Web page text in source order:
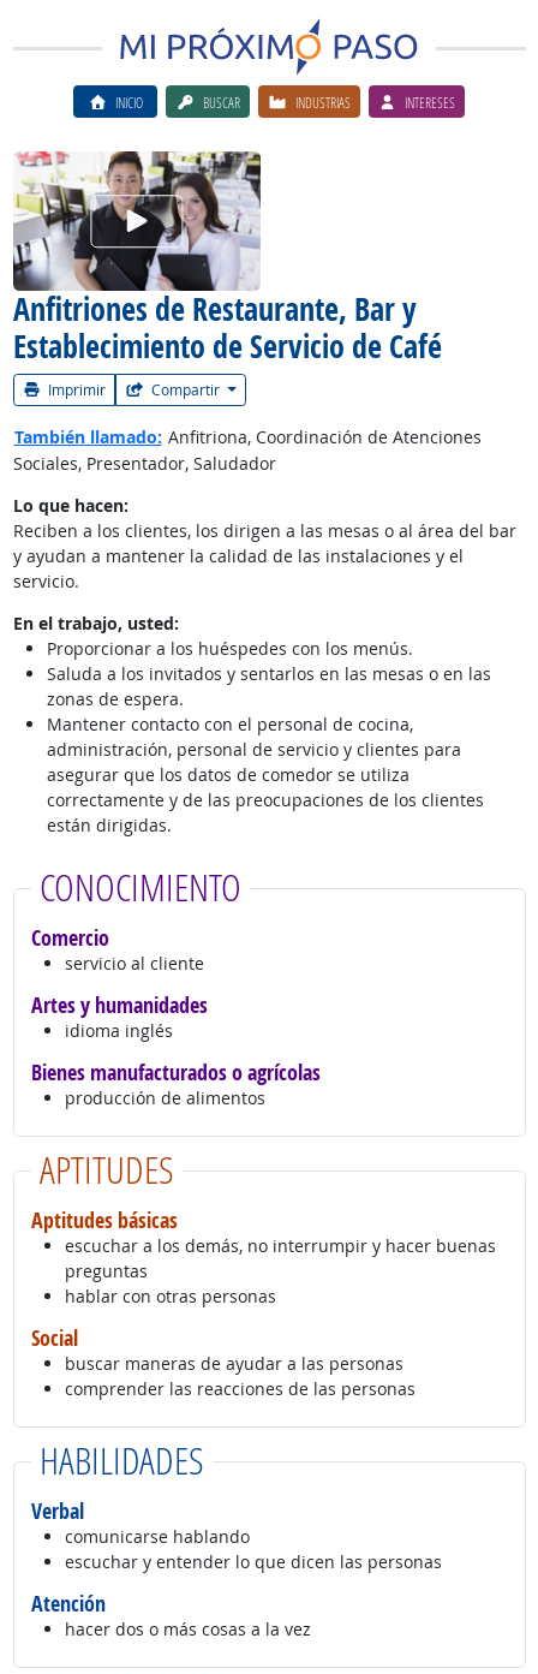
INICIO BUSCAR INDUSTRIAS INTERESES
Anfitriones de Restaurante, Bar y
Establecimiento de Servicio de Café
Imprimir Compartir
Ver el vίdeo de la carrera
También llamado: Anfitriona, Coordinación de Atenciones
Sociales, Presentador, Saludador
Lo que hacen:
Reciben a los clientes, los dirigen a las mesas o al área del bar
y ayudan a mantener la calidad de las instalaciones y el
servicio.
En el trabajo, usted:
Proporcionar a los huéspedes con los menús.
Saluda a los invitados y sentarlos en las mesas o en las
zonas de espera.
Mantener contacto con el personal de cocina,
administración, personal de servicio y clientes para
asegurar que los datos de comedor se utiliza
correctamente y de las preocupaciones de los clientes
están dirigidas.
CONOCIMIENTO
Comercio
servicio al cliente
Artes y humanidades
idioma inglés
Bienes manufacturados o agrícolas
producción de alimentos
APTITUDES
Aptitudes básicas
escuchar a los demás, no interrumpir y hacer buenas
preguntas
hablar con otras personas
Social
buscar maneras de ayudar a las personas
comprender las reacciones de las personas
HABILIDADES
Verbal
comunicarse hablando
escuchar y entender lo que dicen las personas
Atención
hacer dos o más cosas a la vez